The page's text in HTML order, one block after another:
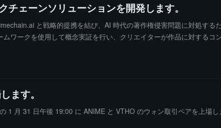
ェーンソリューションを開発します。
と戦略的提携を結び、AI 時代の著作権侵害問題に対処する
ワークを使用して概念実証を行い、クリエイターが作品に対するコ
ます。
1 月 31 日午後 19:00 に ANIME と VTHO のウォン取引ペアを上場